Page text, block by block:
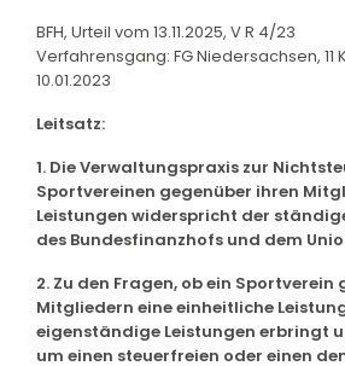
BFH, Urteil vom 13.11.2025, V R 4/23
Verfahrensgang: FG Niedersachsen, 11
10.01.2023
Leitsatz:
1. Die Verwaltungspraxis zur
Sportvereinen gegenüber ihren
Leistungen widerspricht der
des Bundesfinanzhofs und dem
2. Zu den Fragen, ob ein Sportverein
Mitgliedern eine einheitliche
eigenständige Leistungen erbringt
um einen steuerfreien oder einen